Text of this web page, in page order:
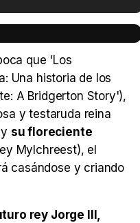
Tráiler en español de 'La isla olvidada'
Tráiler 'Vida perra' (2026)
que 'Los
Una historia de los
A Bridgerton Story'),
y testaruda reina
su floreciente
Mylchreest), el
casándose y criando
rey Jorge III,